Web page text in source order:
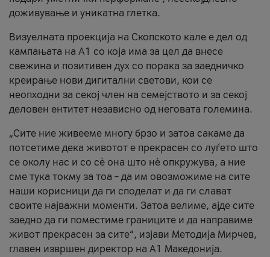
доживување и уникатна глетка.
Визуелната проекција на Скопското кале е дел од
кампањата на А1 со која има за цел да внесе
свежина и позитивен дух со порака за заедничко
креирање нови дигитални светови, кои се
неопходни за секој член на семејството и за секој
деловен ентитет независно од неговата големина.
„Сите ние живееме многу брзо и затоа сакаме да
потсетиме дека животот е прекрасен со луѓето што
се околу нас и со сè она што нè опкружува, а ние
сме тука токму за тоа – да им овозможиме на сите
наши корисници да ги споделат и да ги слават
своите најважни моменти. Затоа велиме, ајде сите
заедно да ги поместиме границите и да направиме
живот прекрасен за сите“, изјави Методија Мирчев,
главен извршен директор на А1 Македонија.